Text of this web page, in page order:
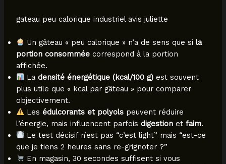
gateau peu calorique industriel avis juliette
Un gâteau « peu calorique » n’a de sens que sila
portion consomméecorrespond à la portion
affichée.
Ladensité énergétique (kcal/100 g) est souvent
plus utile que « kcal par gâteau » pour comparer
objectivement.
Lesédulcorants et polyols peuvent réduire
l’énergie, mais influencent parfois digestionet faim.
Le test décisif n’est pas “c’est light” mais “est-ce
que je tiens 2 heures sans re-grignoter ?”
En magasin, 30 secondes suffisent si vous